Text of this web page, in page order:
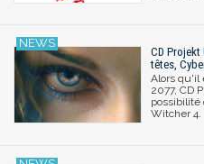
CD Projekt
têtes,
Alors qu'il
2077, CD
possibilité
Witcher 4.